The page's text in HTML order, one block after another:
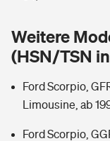
Wer versichert
Sie haben Fragen?
Zur Übersicht
Weitere
(HSN/TSN
Ford Scorpio,
Limousine, ab
Ford Scorpio,